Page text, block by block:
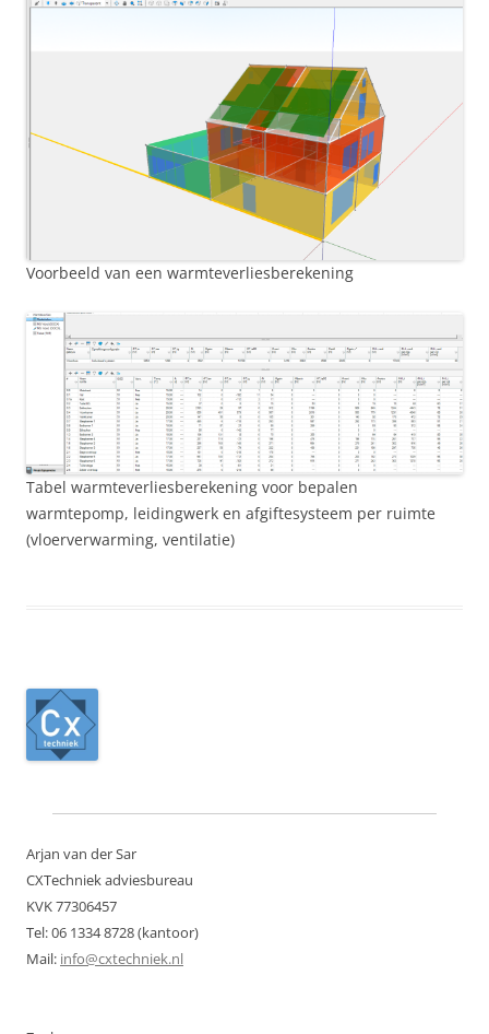
Voorbeeld van een warmteverliesberekening
Tabel warmteverliesberekening voor bepalen
warmtepomp, leidingwerk en afgiftesysteem per ruimte
(vloerverwarming, ventilatie)
Arjan van der Sar
CXTechniek adviesbureau
KVK 77306457
Tel: 06 1334 8728 (kantoor)
Mail: info@cxtechniek.nl